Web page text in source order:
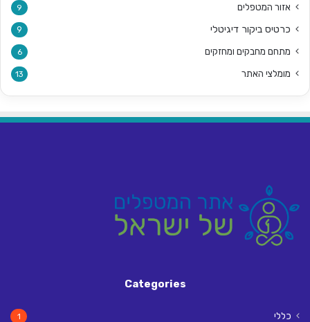
אזור המטפלים 9
כרטיס ביקור דיגיטלי 9
מתחם מחבקים ומחזקים 6
מומלצי האתר 13
Categories
כללי 1